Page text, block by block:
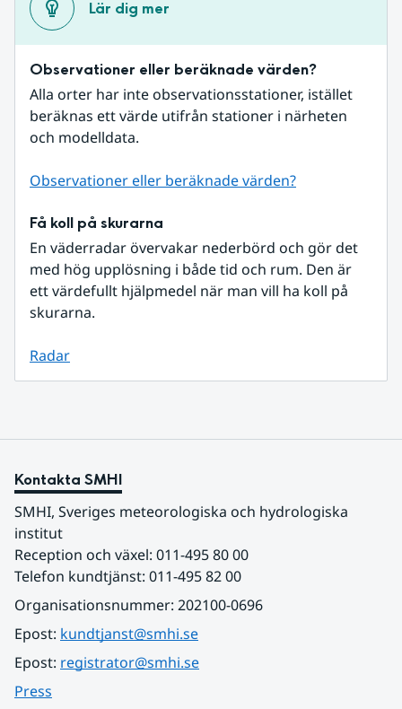
Lär dig mer
Observationer eller beräknade värden?
Alla orter har inte observationsstationer, istället
beräknas ett värde utifrån stationer i närheten
och modelldata.
Observationer eller beräknade värden?
Få koll på skurarna
En väderradar övervakar nederbörd och gör det
med hög upplösning i både tid och rum. Den är
ett värdefullt hjälpmedel när man vill ha koll på
skurarna.
Radar
Kontakta SMHI
SMHI, Sveriges meteorologiska och hydrologiska
institut
Reception och växel: 011-495 80 00
Telefon kundtjänst: 011-495 82 00
Organisationsnummer: 202100-0696
Epost: kundtjanst@smhi.se
Epost: registrator@smhi.se
Press